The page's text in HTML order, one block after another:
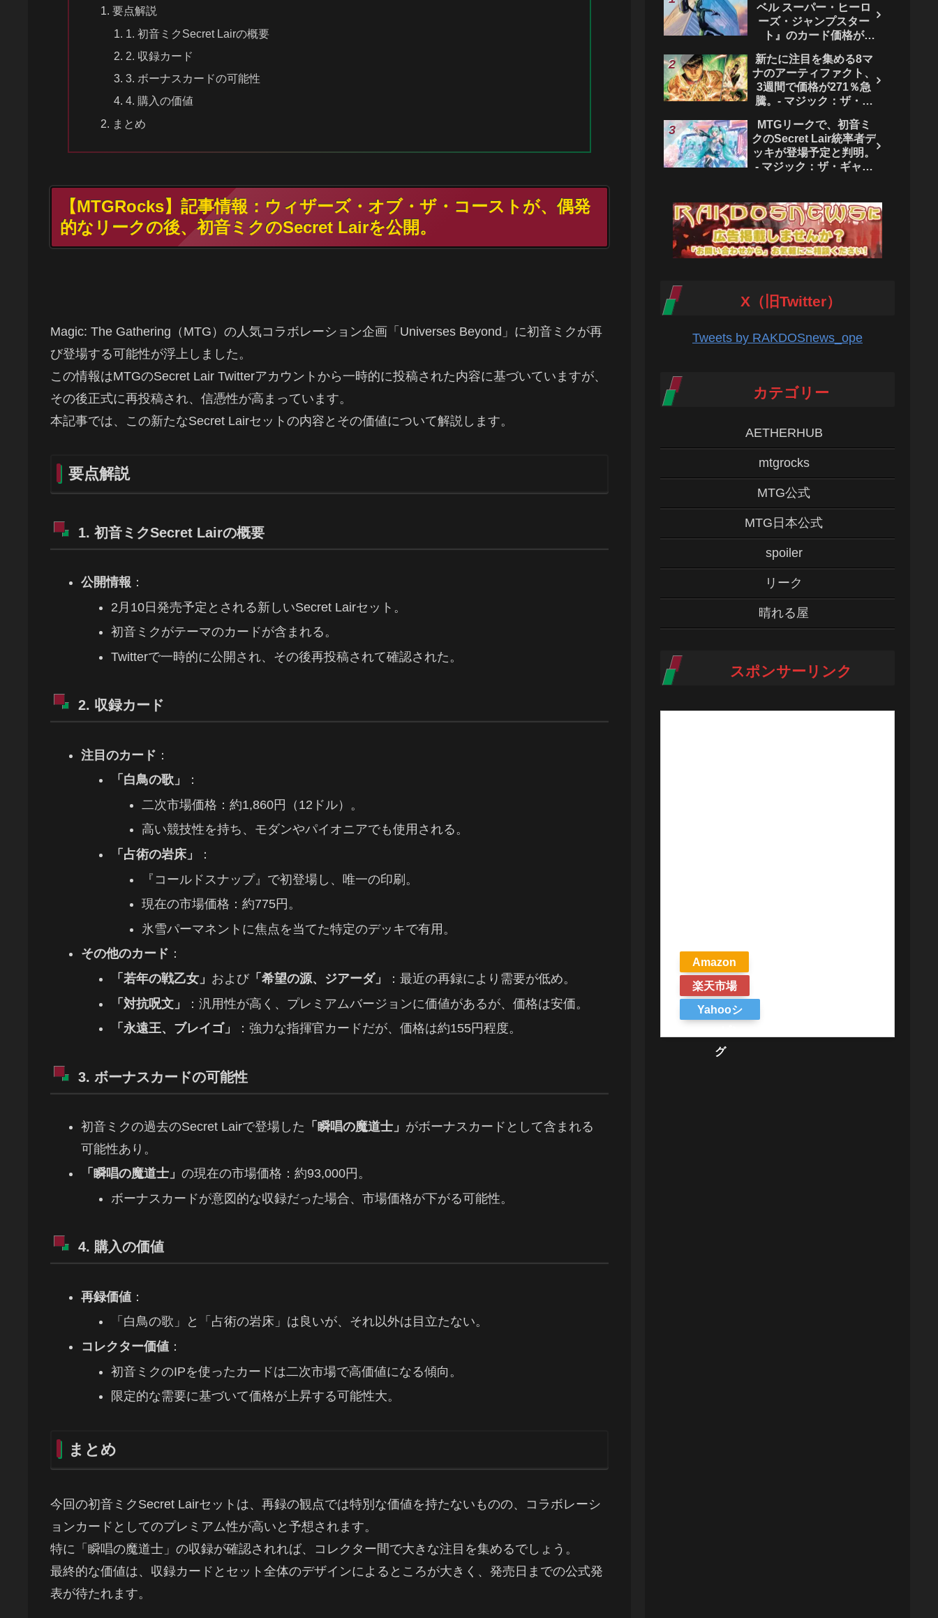
要点解説
1. 初音ミクSecret Lairの概要
2. 収録カード
3. ボーナスカードの可能性
4. 購入の価値
まとめ
【MTGRocks】記事情報：ウィザーズ・オブ・ザ・コーストが、偶発
的なリークの後、初音ミクのSecret Lairを公開。
Magic: The Gathering（MTG）の人気コラボレーション企画「Universes Beyond」に初音ミクが再
び登場する可能性が浮上しました。
この情報はMTGのSecret Lair Twitterアカウントから一時的に投稿された内容に基づいていますが、
その後正式に再投稿され、信憑性が高まっています。
本記事では、この新たなSecret Lairセットの内容とその価値について解説します。
要点解説
1. 初音ミクSecret Lairの概要
公開情報 ：
2月10日発売予定とされる新しいSecret Lairセット。
初音ミクがテーマのカードが含まれる。
Twitterで一時的に公開され、その後再投稿されて確認された。
2. 収録カード
注目のカード ：
「白鳥の歌」
：
二次市場価格：約1,860円（12ドル）。
高い競技性を持ち、モダンやパイオニアでも使用される。
「占術の岩床」
：
『コールドスナップ』で初登場し、唯一の印刷。
現在の市場価格：約775円。
氷雪パーマネントに焦点を当てた特定のデッキで有用。
その他のカード ：
「若年の戦乙女」 および「希望の源、ジアーダ」
：最近の再録により需要が低め。
「対抗呪文」
：汎用性が高く、プレミアムバージョンに価値があるが、価格は安価。
「永遠王、ブレイゴ」
：強力な指揮官カードだが、価格は約155円程度。
3. ボーナスカードの可能性
初音ミクの過去のSecret Lairで登場した 「瞬唱の魔道士」 がボーナスカードとして含まれる
可能性あり。
「瞬唱の魔道士」 の現在の市場価格：約93,000円。
ボーナスカードが意図的な収録だった場合、市場価格が下がる可能性。
4. 購入の価値
再録価値：
「白鳥の歌」と「占術の岩床」は良いが、それ以外は目立たない。
コレクター価値：
初音ミクのIPを使ったカードは二次市場で高価値になる傾向。
限定的な需要に基づいて価格が上昇する可能性大。
まとめ
今回の初音ミクSecret Lairセットは、再録の観点では特別な価値を持たないものの、コラボレーシ
ョンカードとしてのプレミアム性が高いと予想されます。
特に「瞬唱の魔道士」の収録が確認されれば、コレクター間で大きな注目を集めるでしょう。
最終的な価値は、収録カードとセット全体のデザインによるところが大きく、発売日までの公式発
表が待たれます。
ベル スーパー・ヒーロ
ーズ・ジャンプスター
ト』のカード価格が
ク：ザ・ギャザリング
新たに注目を集める8マ
ナのアーティファクト、
3週間で価格が271％急
騰。- マジック：ザ・ギ
MTGリークで、初音ミ
クのSecret Lair統率者デ
ッキが登場予定と判明。
- マジック：ザ・ギャザ
X（旧Twitter）
Tweets by RAKDOSnews_ope
カテゴリー
AETHERHUB
mtgrocks
MTG公式
MTG日本公式
spoiler
リーク
晴れる屋
スポンサーリンク
Amazon
楽天市場
Yahooシ
グ